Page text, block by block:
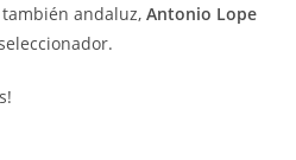
también andaluz,Antonio Lope